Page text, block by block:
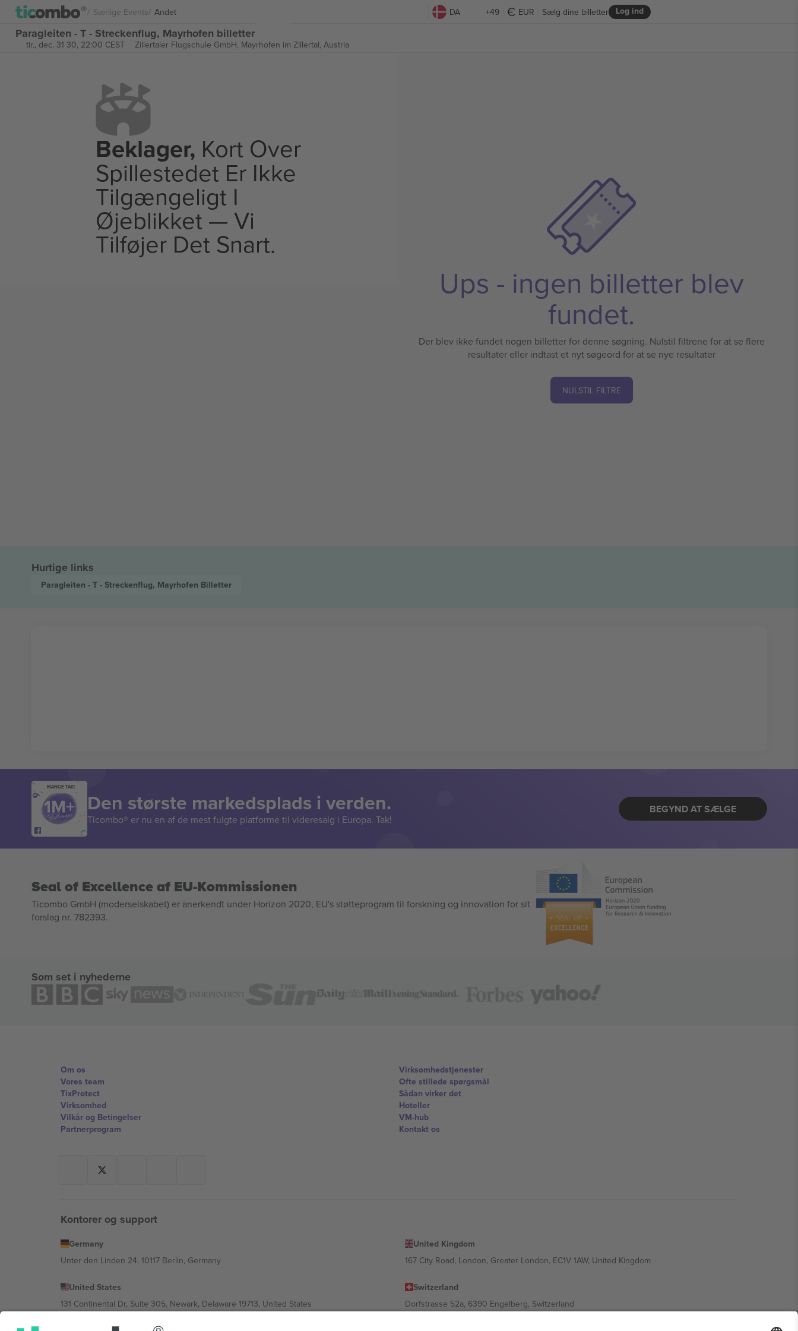
Særlige Events Andet DA +49 EUR Log ind
Sælg dine billetter
Paragleiten - T - Streckenflug, Mayrhofen billetter
tir., dec. 31 30, 22:00 CEST Zillertaler Flugschule GmbH, Mayrhofen im Zillertal, Austria
Beklager, Kort Over
Spillestedet Er Ikke
Tilgængeligt I
Øjeblikket — Vi
Tilføjer Det Snart.
Ups - ingen billetter blev
fundet.
Der blev ikke fundet nogen billetter for denne søgning. Nulstil filtrene for at se flere
resultater eller indtast et nyt søgeord for at se nye resultater
NULSTIL FILTRE
Hurtige links
Paragleiten - T - Streckenflug, Mayrhofen Billetter
MANGE TAK!
Den største markedsplads i verden.
Ticombo® er nu en af de mest fulgte platforme til videresalg i Europa. Tak!
BEGYND AT SÆLGE
Seal of Excellence af EU-Kommissionen
Ticombo GmbH (moderselskabet) er anerkendt under Horizon 2020, EU's støtteprogram til forskning og innovation for sit
forslag nr. 782393.
Som set i nyhederne
Om os
Vores team
TixProtect
Virksomhed
Vilkår og Betingelser
Partnerprogram
Virksomhedstjenester
Ofte stillede spørgsmål
Sådan virker det
Hoteller
VM-hub
Kontakt os
Kontorer og support
Germany
Unter den Linden 24, 10117 Berlin, Germany
United Kingdom
167 City Road, London, Greater London, EC1V 1AW, United Kingdom
United States
131 Continental Dr, Suite 305, Newark, Delaware 19713, United States
Switzerland
Dorfstrasse 52a, 6390 Engelberg, Switzerland